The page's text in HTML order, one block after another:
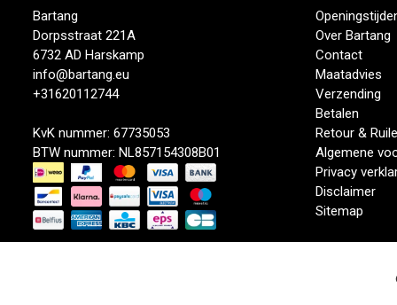
Bartang
Dorpsstraat 221A
6732 AD Harskamp
info@bartang.eu
+31620112744
KvK nummer: 67735053
BTW nummer: NL857154308B01
Over Bartang
Contact
Maatadvies
Verzending
Betalen
Retour &
Algemene
Privacy
Disclaimer
Sitemap